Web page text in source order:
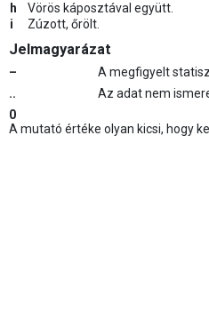
h
Vörös káposztával együtt.
i
Zúzott, őrölt.
Jelmagyarázat
–
A megfigyelt
..
Az adat nem
0
A mutató értéke olyan kicsi, hogy